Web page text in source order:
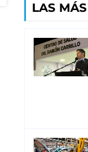
LAS